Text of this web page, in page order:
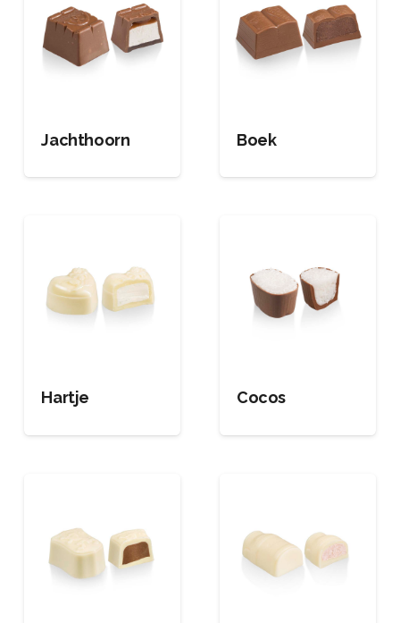
Jachthoorn Boek
Hartje Cocos